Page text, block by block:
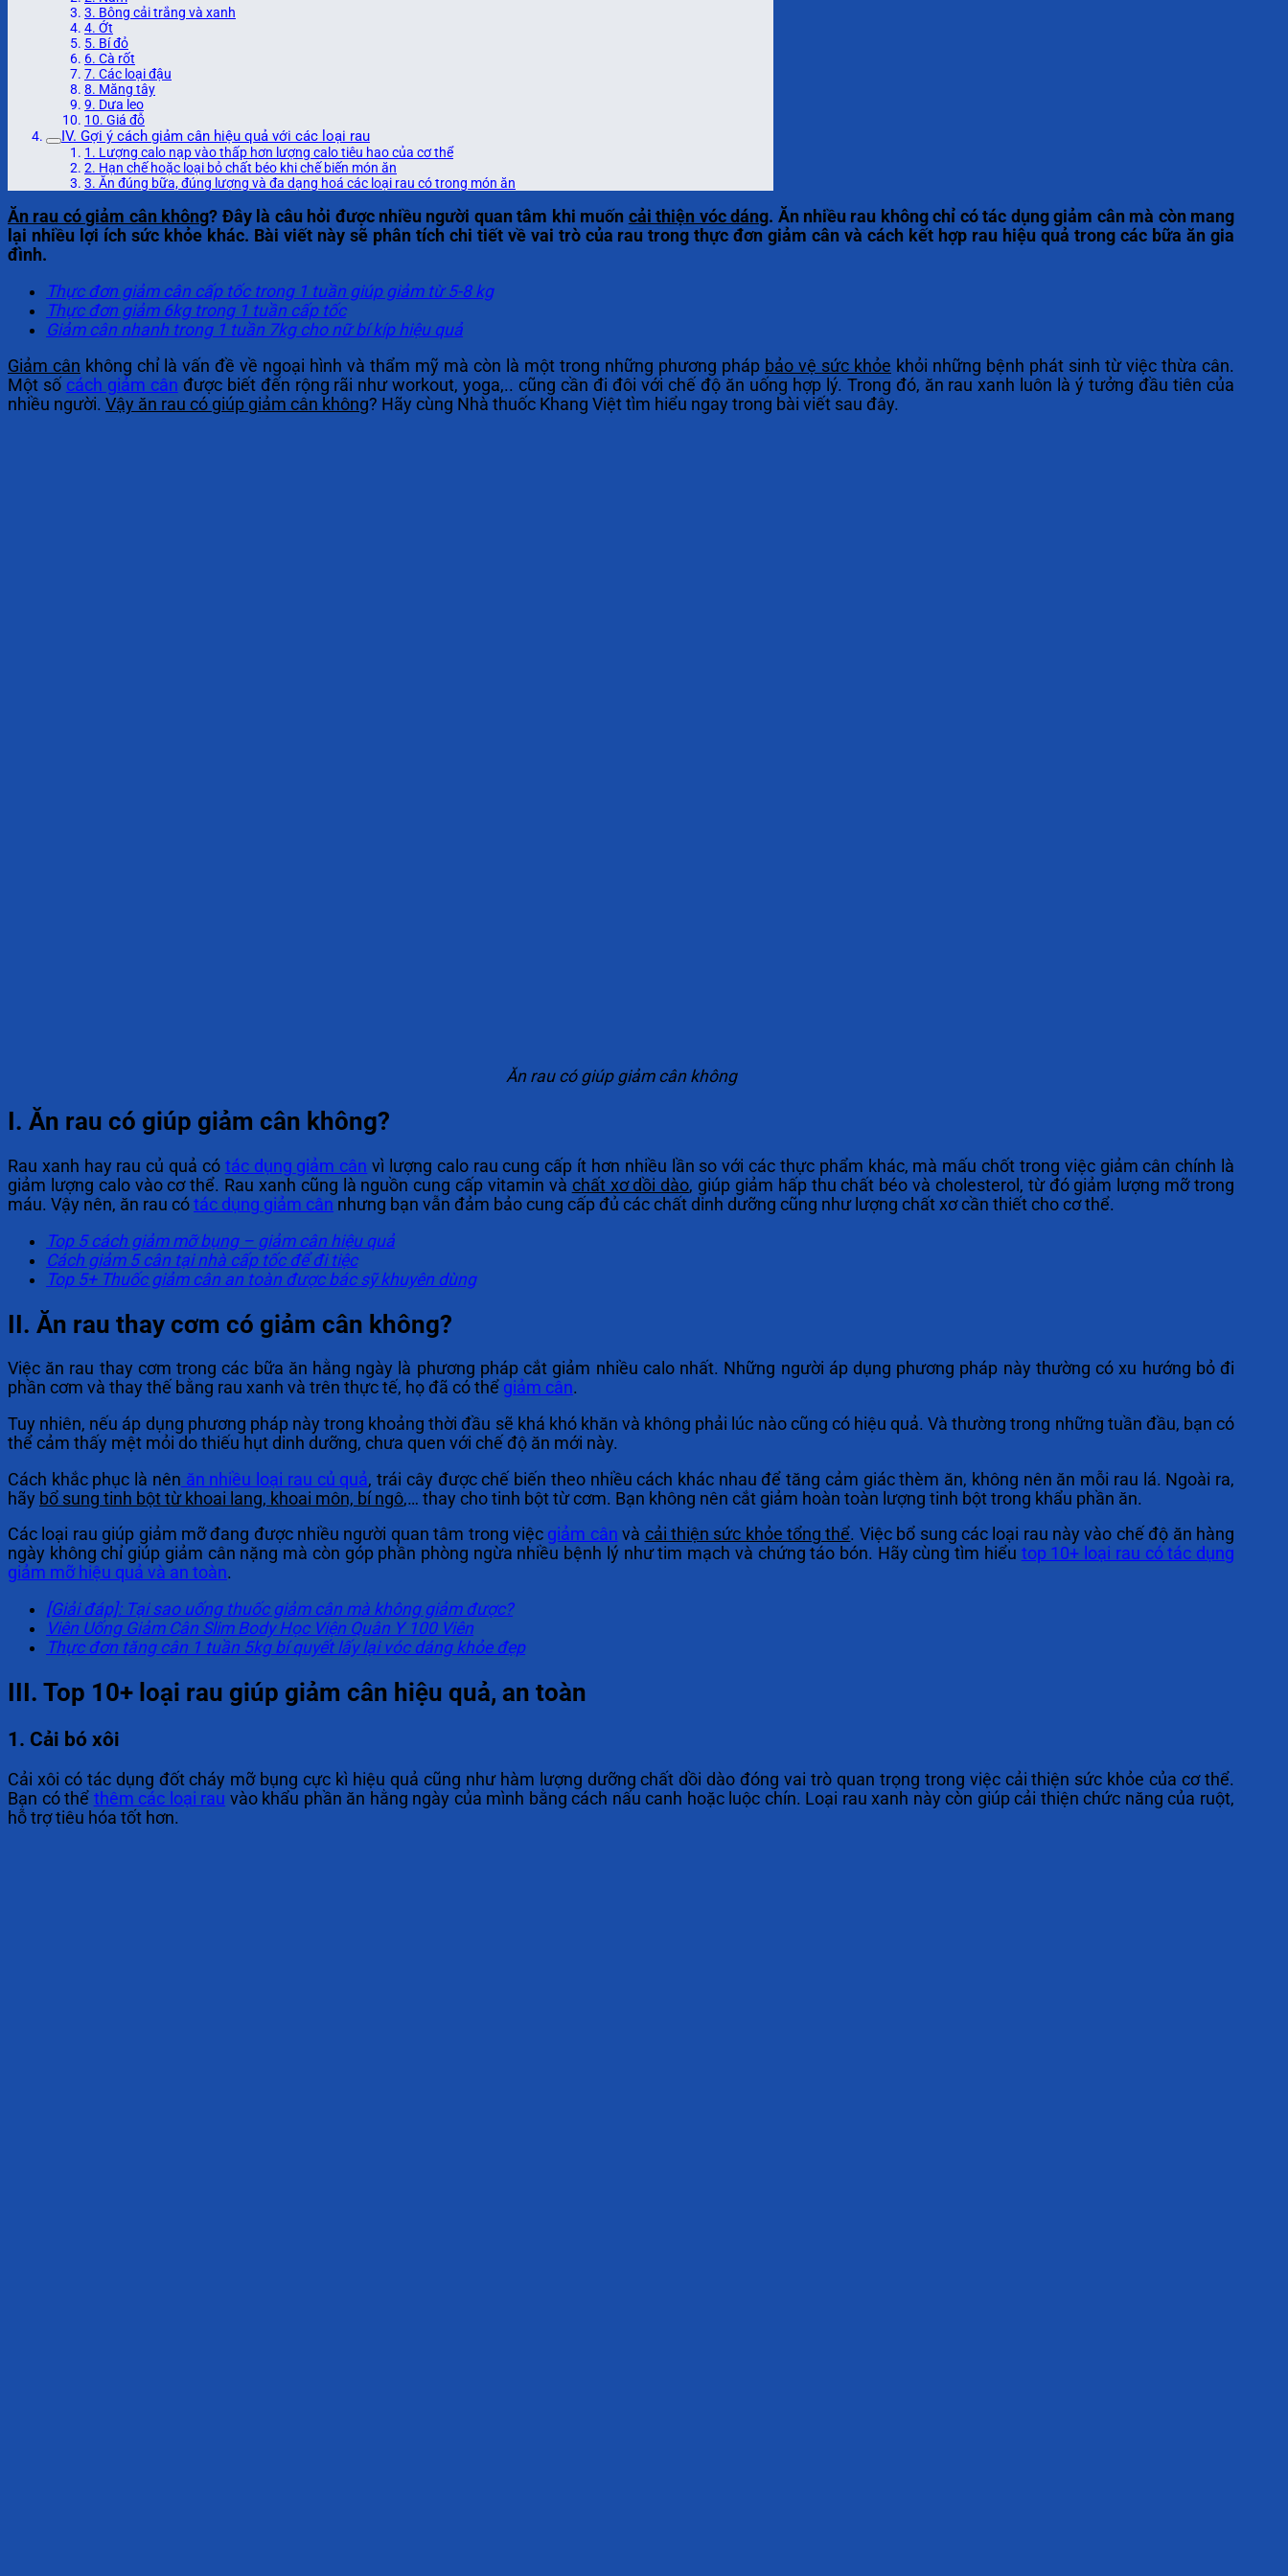
3. Bông cải trắng và xanh
4. Ớt
5. Bí đỏ
6. Cà rốt
7. Các loại đậu
8. Măng tây
9. Dưa leo
10. Giá đỗ
IV. Gợi ý cách giảm cân hiệu quả với các loại rau
1. Lượng calo nạp vào thấp hơn lượng calo tiêu hao của cơ thể
2. Hạn chế hoặc loại bỏ chất béo khi chế biến món ăn
3. Ăn đúng bữa, đúng lượng và đa dạng hoá các loại rau có trong món ăn
Ăn rau có giảm cân không? Đây là câu hỏi được nhiều người quan tâm khi muốn cải thiện vóc dáng. Ăn nhiều rau không chỉ có tác dụng giảm cân mà còn mang
lại nhiều lợi ích sức khỏe khác. Bài viết này sẽ phân tích chi tiết về vai trò của rau trong thực đơn giảm cân và cách kết hợp rau hiệu quả trong các bữa ăn gia
đình.
Thực đơn giảm cân cấp tốc trong 1 tuần giúp giảm từ 5-8 kg
Thực đơn giảm 6kg trong 1 tuần cấp tốc
Giảm cân nhanh trong 1 tuần 7kg cho nữ bí kíp hiệu quả
Giảm cân không chỉ là vấn đề về ngoại hình và thẩm mỹ mà còn là một trong những phương pháp bảo vệ sức khỏe khỏi những bệnh phát sinh từ việc thừa cân.
Một số cách giảm cân được biết đến rộng rãi như workout, yoga,.. cũng cần đi đôi với chế độ ăn uống hợp lý. Trong đó, ăn rau xanh luôn là ý tưởng đầu tiên của
nhiều người. Vậy ăn rau có giúp giảm cân không? Hãy cùng Nhà thuốc Khang Việt tìm hiểu ngay trong bài viết sau đây.
Ăn rau có giúp giảm cân không
I. Ăn rau có giúp giảm cân không?
Rau xanh hay rau củ quả có tác dụng giảm cân vì lượng calo rau cung cấp ít hơn nhiều lần so với các thực phẩm khác, mà mấu chốt trong việc giảm cân chính là
giảm lượng calo vào cơ thể. Rau xanh cũng là nguồn cung cấp vitamin và chất xơ dồi dào, giúp giảm hấp thu chất béo và cholesterol, từ đó giảm lượng mỡ trong
máu. Vậy nên, ăn rau có tác dụng giảm cân nhưng bạn vẫn đảm bảo cung cấp đủ các chất dinh dưỡng cũng như lượng chất xơ cần thiết cho cơ thể.
Top 5 cách giảm mỡ bụng – giảm cân hiệu quả
Cách giảm 5 cân tại nhà cấp tốc để đi tiệc
Top 5+ Thuốc giảm cân an toàn được bác sỹ khuyên dùng
II. Ăn rau thay cơm có giảm cân không?
Việc ăn rau thay cơm trong các bữa ăn hằng ngày là phương pháp cắt giảm nhiều calo nhất. Những người áp dụng phương pháp này thường có xu hướng bỏ đi
phần cơm và thay thế bằng rau xanh và trên thực tế, họ đã có thể giảm cân.
Tuy nhiên, nếu áp dụng phương pháp này trong khoảng thời đầu sẽ khá khó khăn và không phải lúc nào cũng có hiệu quả. Và thường trong những tuần đầu, bạn có
thể cảm thấy mệt mỏi do thiếu hụt dinh dưỡng, chưa quen với chế độ ăn mới này.
Cách khắc phục là nên ăn nhiều loại rau củ quả, trái cây được chế biến theo nhiều cách khác nhau để tăng cảm giác thèm ăn, không nên ăn mỗi rau lá. Ngoài ra,
hãy bổ sung tinh bột từ khoai lang, khoai môn, bí ngô,… thay cho tinh bột từ cơm. Bạn không nên cắt giảm hoàn toàn lượng tinh bột trong khẩu phần ăn.
Các loại rau giúp giảm mỡ đang được nhiều người quan tâm trong việc giảm cân và cải thiện sức khỏe tổng thể. Việc bổ sung các loại rau này vào chế độ ăn hàng
ngày không chỉ giúp giảm cân nặng mà còn góp phần phòng ngừa nhiều bệnh lý như tim mạch và chứng táo bón. Hãy cùng tìm hiểu top 10+ loại rau có tác dụng
giảm mỡ hiệu quả và an toàn.
[Giải đáp]: Tại sao uống thuốc giảm cân mà không giảm được?
Viên Uống Giảm Cân Slim Body Học Viện Quân Y 100 Viên
Thực đơn tăng cân 1 tuần 5kg bí quyết lấy lại vóc dáng khỏe đẹp
III. Top 10+ loại rau giúp giảm cân hiệu quả, an toàn
1. Cải bó xôi
Cải xôi có tác dụng đốt cháy mỡ bụng cực kì hiệu quả cũng như hàm lượng dưỡng chất dồi dào đóng vai trò quan trọng trong việc cải thiện sức khỏe của cơ thể.
Bạn có thể thêm các loại rau vào khẩu phần ăn hằng ngày của mình bằng cách nấu canh hoặc luộc chín. Loại rau xanh này còn giúp cải thiện chức năng của ruột,
hỗ trợ tiêu hóa tốt hơn.